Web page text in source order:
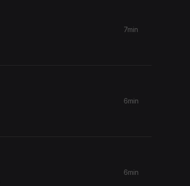
7min
6min
6min